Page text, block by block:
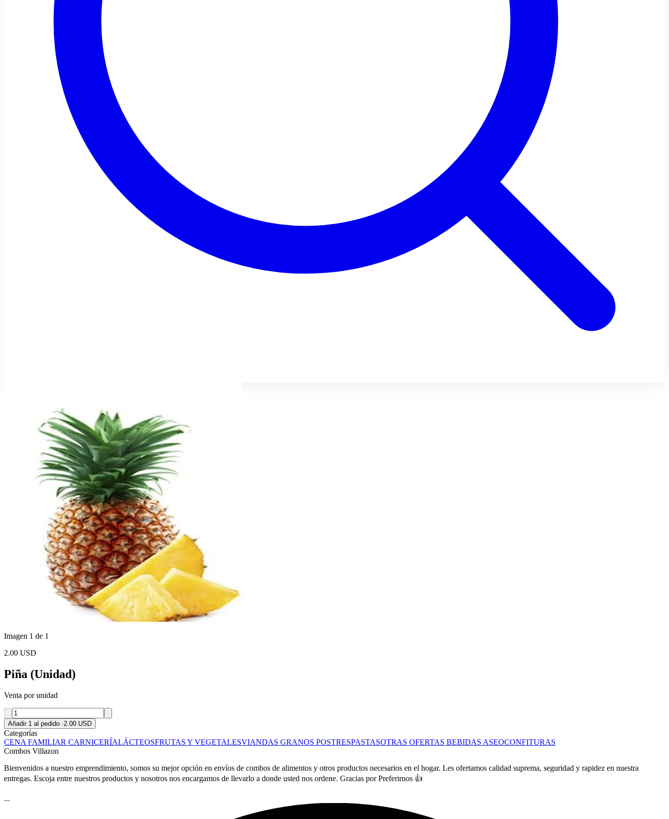
Imagen 1 de 1
2.00 USD
Piña (Unidad)
Venta por unidad
Añadir 1 al pedido ·2.00 USD
Categorías
CENA FAMILIAR CARNICERÍALÁCTEOSFRUTAS Y VEGETALESVIANDAS GRANOS POSTRESPASTASOTRAS OFERTAS BEBIDAS ASEOCONFITURAS
Combos Villazon
Bienvenidos a nuestro emprendimiento, somos su mejor opción en envíos de combos de alimentos y otros productos necesarios en el hogar. Les ofertamos calidad suprema, seguridad y rapidez en nuestra
entregas. Escoja entre nuestros productos y nosotros nos encargamos de llevarlo a donde usted nos ordene. Gracias por Preferirnos 👍
...